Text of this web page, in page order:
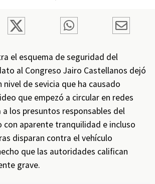
el esquema de seguridad del
al Congreso Jairo Castellanos dejó
de sevicia que ha causado
que empezó a circular en redes
los presuntos responsables del
con aparente tranquilidad e incluso
disparan contra el vehículo
que las autoridades califican
grave.